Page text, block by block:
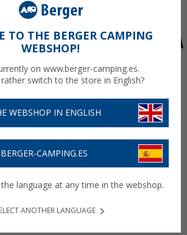
Fiamma
TO THE BERGER CAMPING
WEBSHOP!
on www.berger-camping.es.
switch to the store in English?
WEBSHOP IN ENGLISH
CAMPING.ES
the language at any time in the webshop.
ANOTHER LANGUAGE